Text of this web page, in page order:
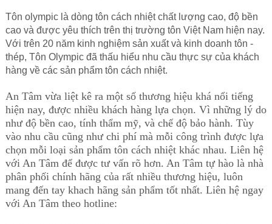
Tôn olympic là dòng tôn cách nhiệtchất lượng cao, độ bền
cao và được yêu thích trên thị trường tôn Việt Nam hiện nay.
Với trên 20 năm kinh nghiệm sản xuất và kinh doanh tôn -
thép, Tôn Olympic đã thấu hiểu nhu cầu thực sự của khách
hàng về các sản phẩm tôn cách nhiệt.
An Tâm vừa liệt kê ra một số thương hiệu khá nổi tiếng
hiện nay, được nhiều khách hàng lựa chọn. Vì những lý do
như độ bền cao, tính thẩm mỹ, và chế độ bảo hành. Tùy
vào nhu cầu cũng như chi phí mà mỗi công trình được lựa
chọn mỗi loại sản phẩm tôn cách nhiệt khác nhau. Liên hệ
với An Tâm để được tư vấn rõ hơn. An Tâm tự hào là nhà
phân phối chính hãng của rất nhiều thương hiệu, luôn
mang đến tay khach hãng sản phẩm tốt nhất. Liên hệ ngay
với An Tâm theo hotline: